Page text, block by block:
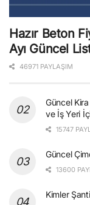
Hazır Beton
Ayı Güncel
46971 PAYLAŞIM
Güncel
ve İş Yeri
15747
Güncel
13600
Kimler